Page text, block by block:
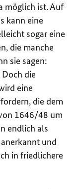
möglich ist. Auf
kann eine
sogar eine
die manche
sie sagen:
die
eine
die dem
1646/48 um
endlich als
und
in friedlichere